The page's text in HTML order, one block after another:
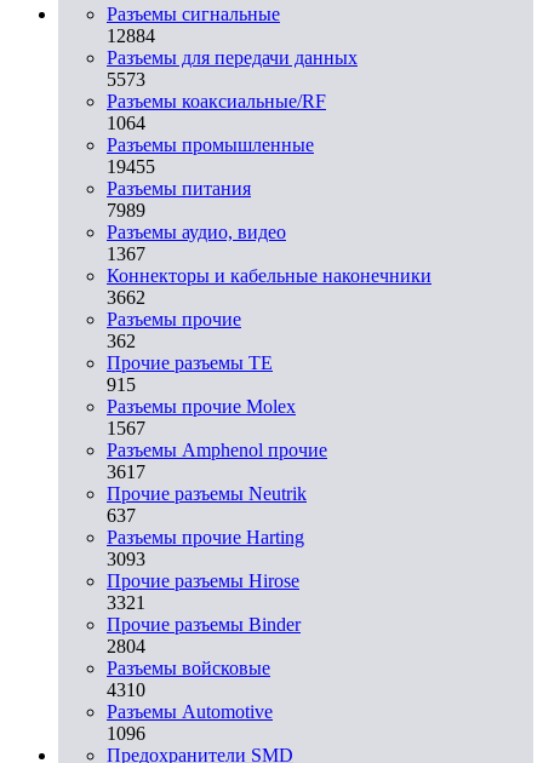
Разъeмы сигнальные
12884
Разъeмы для передачи данных
5573
Разъeмы коаксиальные/RF
1064
Разъeмы промышленные
19455
Разъeмы питания
7989
Разъeмы аудио, видео
1367
Коннекторы и кабельные наконечники
3662
Разъeмы прочие
362
Прочие разъемы TE
915
Разъемы прочие Molex
1567
Разъемы Amphenol прочие
3617
Прочие разъемы Neutrik
637
Разъемы прочие Harting
3093
Прочие разъемы Hirose
3321
Прочие разъемы Binder
2804
Разъемы войсковые
4310
Разъeмы Automotive
1096
Предохранители SMD